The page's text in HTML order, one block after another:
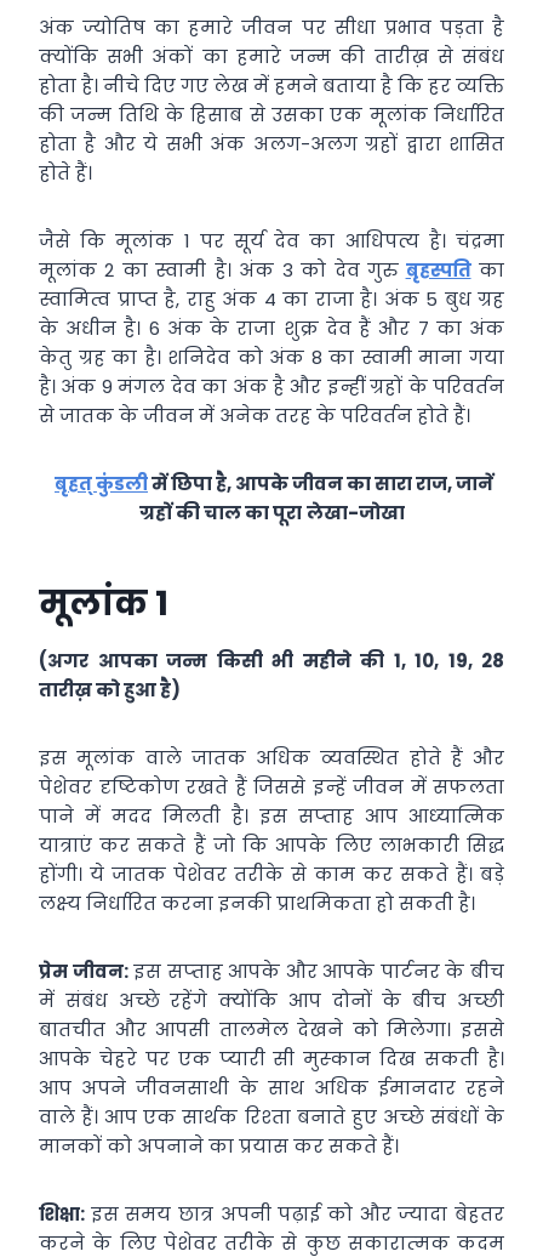
अंक ज्योतिष का हमारे जीवन पर सीधा प्रभाव पड़ता है
क्योंकि सभी अंकों का हमारे जन्म की तारीख़ से संबंध
होता है। नीचे दिए गए लेख में हमने बताया है कि हर व्यक्ति
की जन्म तिथि के हिसाब से उसका एक मूलांक निर्धारित
होता है और ये सभी अंक अलग-अलग ग्रहों द्वारा शासित
होते हैं।
जैसे कि मूलांक 1 पर सूर्य देव का आधिपत्य है। चंद्रमा
मूलांक 2 का स्वामी है। अंक 3 को देव गुरु बृहस्पतिका
स्वामित्व प्राप्त है, राहु अंक 4 का राजा है। अंक 5 बुध ग्रह
के अधीन है। 6 अंक के राजा शुक्र देव हैं और 7 का अंक
केतु ग्रह का है। शनिदेव को अंक 8 का स्वामी माना गया
है। अंक 9 मंगल देव का अंक है और इन्हीं ग्रहों के परिवर्तन
से जातक के जीवन में अनेक तरह के परिवर्तन होते हैं।
बृहत् कुंडलीमें छिपा है, आपके जीवन का सारा राज, जानें
ग्रहों की चाल का पूरा लेखा-जोखा
मूलांक 1
(अगर आपका जन्म किसी भी महीने की 1, 10, 19, 28
तारीख़ को हुआ है)
इस मूलांक वाले जातक अधिक व्‍यवस्थित होते हैं और
पेशेवर दृष्टिकोण रखते हैं जिससे इन्‍हें जीवन में सफलता
पाने में मदद मिलती है। इस सप्‍ताह आप आध्‍यात्मिक
यात्राएं कर सकते हैं जो कि आपके लिए लाभकारी सिद्ध
होंगी। ये जातक पेशेवर तरीके से काम कर सकते हैं। बड़े
लक्ष्‍य निर्धारित करना इनकी प्राथमिकता हो सकती है।
प्रेम जीवन:इस सप्‍ताह आपके और आपके पार्टनर के बीच
में संबंध अच्‍छे रहेंगे क्‍योंकि आप दोनों के बीच अच्‍छी
बातचीत और आपसी तालमेल देखने को मिलेगा। इससे
आपके चेहरे पर एक प्‍यारी सी मुस्‍कान दिख सकती है।
आप अपने जीवनसाथी के साथ अधिक ईमानदार रहने
वाले हैं। आप एक सार्थक रिश्‍ता बनाते हुए अच्‍छे संबंधों के
मानकों को अपनाने का प्रयास कर सकते हैं।
शिक्षा: इस समय छात्र अपनी पढ़ाई को और ज्‍यादा बेहतर
करने के लिए पेशेवर तरीके से कुछ सकारात्‍मक कदम